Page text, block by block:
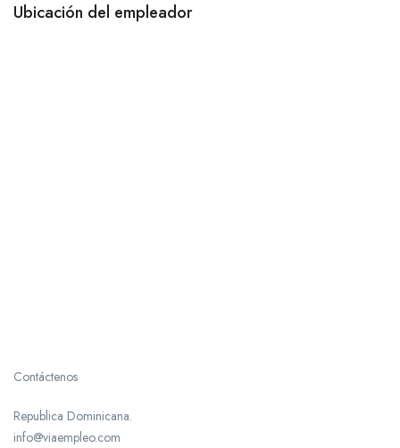
Ubicación del empleador
Contáctenos
Republica Dominicana.
info@viaempleo.com